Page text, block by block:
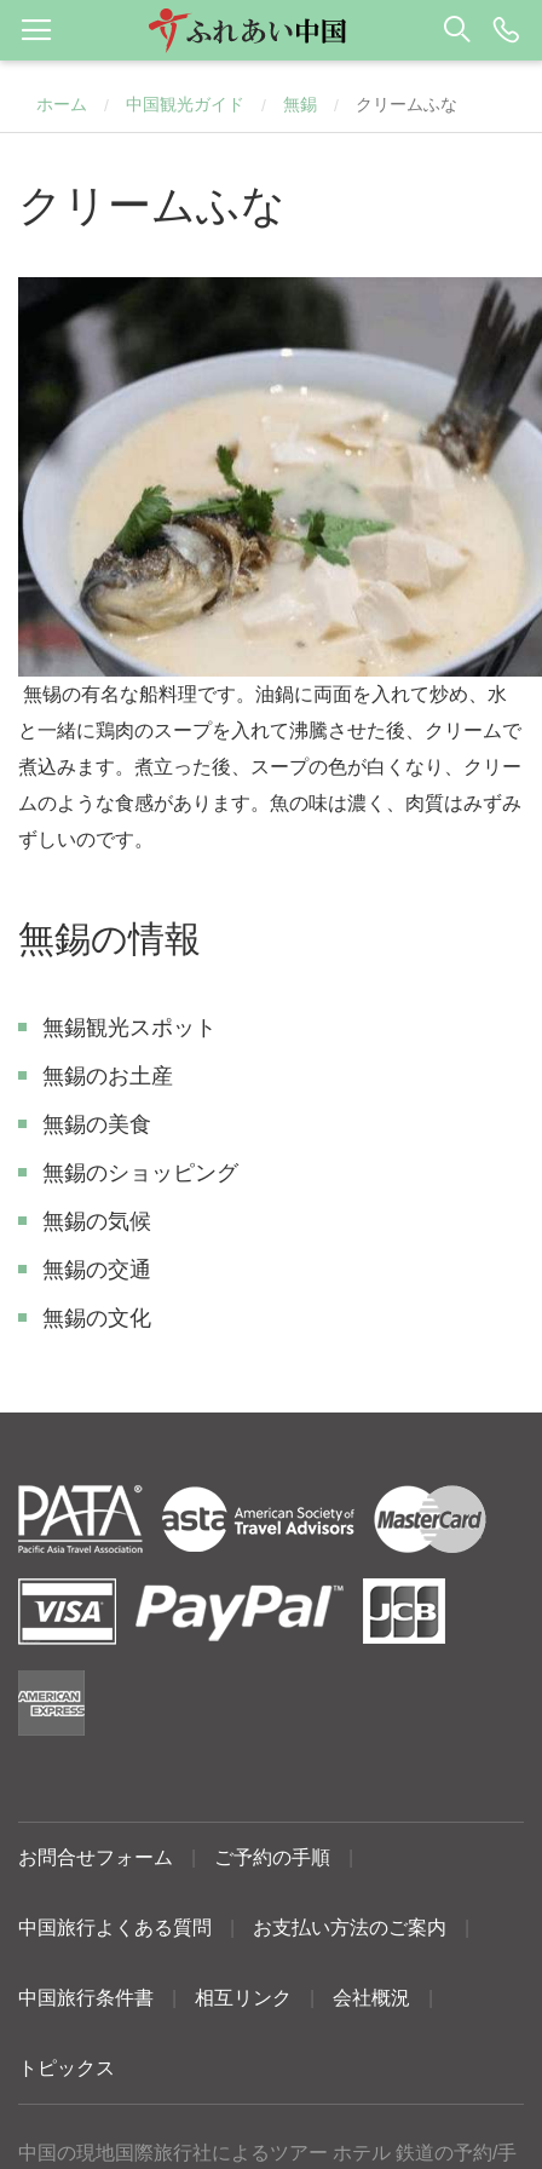
ホーム / 中国観光ガイド / 無錫 / クリームふな
クリームふな
無锡の有名な船料理です。油鍋に両面を入れて炒め、水
と一緒に鶏肉のスープを入れて沸騰させた後、クリームで
煮込みます。煮立った後、スープの色が白くなり、クリー
ムのような食感があります。魚の味は濃く、肉質はみずみ
ずしいのです。
無錫の情報
無錫観光スポット
無錫のお土産
無錫の美食
無錫のショッピング
無錫の気候
無錫の交通
無錫の文化
お問合せフォーム ご予約の手順
中国旅行よくある質問 お支払い方法のご案内
中国旅行条件書 相互リンク 会社概況
トピックス
中国の現地国際旅行社によるツアー ホテル 鉄道の予約/手